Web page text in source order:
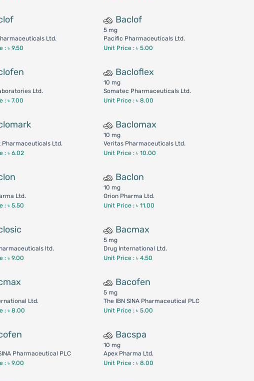
Ltd.
: ৳ 9.50
Baclof
5 mg
Pacific Pharmaceuticals Ltd.
Unit Price : ৳ 5.00
Ltd.
: ৳ 7.00
Bacloflex
10 mg
Somatec Pharmaceuticals Ltd.
Unit Price : ৳ 8.00
Pharmaceuticals Ltd.
: ৳ 6.02
Baclomax
10 mg
Veritas Pharmaceuticals Ltd.
Unit Price : ৳ 10.00
Ltd.
: ৳ 5.50
Baclon
10 mg
Orion Pharma Ltd.
Unit Price : ৳ 11.00
ltd.
: ৳ 9.00
Bacmax
5 mg
Drug International Ltd.
Unit Price : ৳ 4.50
Ltd.
: ৳ 8.00
Bacofen
5 mg
The IBN SINA Pharmaceutical PLC
Unit Price : ৳ 5.00
Pharmaceutical PLC
: ৳ 9.00
Bacspa
10 mg
Apex Pharma Ltd.
Unit Price : ৳ 8.00